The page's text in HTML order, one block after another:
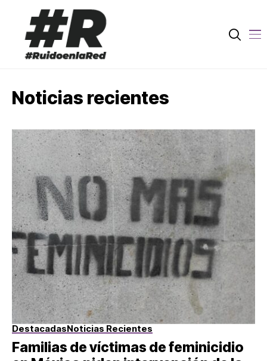
Noticias recientes
DestacadasNoticias Recientes
Familias de víctimas de feminicidio